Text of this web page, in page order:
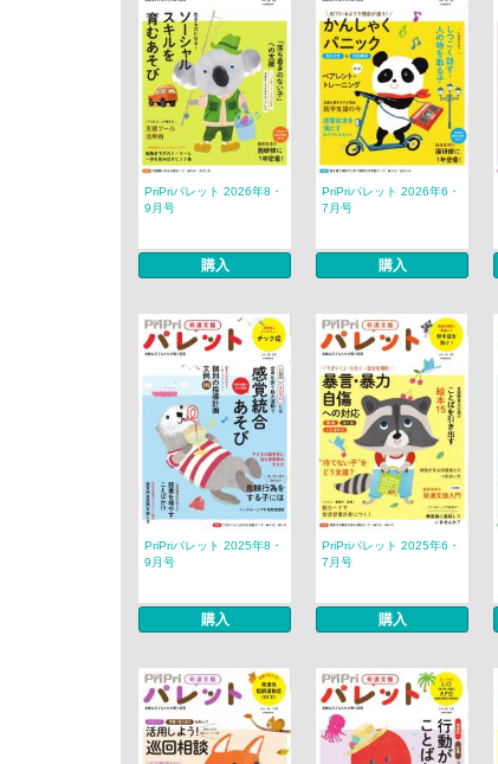
PriPriパレット 2026年8・
9月号
購入
PriPriパレット 2026年6・
7月号
購入
PriPriパレット 2025年8・
9月号
購入
PriPriパレット 2025年6・
7月号
購入